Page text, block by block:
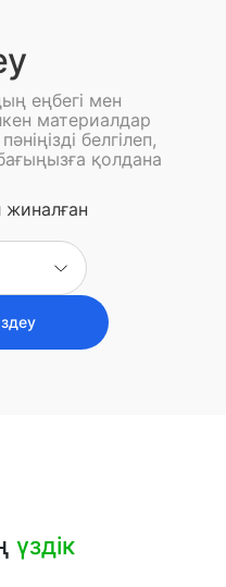
еңбегі мен
материалдар
белгілеп,
қолдана
үздік